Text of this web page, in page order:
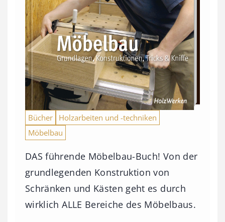
Bücher
Holzarbeiten und -techniken
Möbelbau
DAS führende Möbelbau-Buch! Von der
grundlegenden Konstruktion von
Schränken und Kästen geht es durch
wirklich ALLE Bereiche des Möbelbaus.